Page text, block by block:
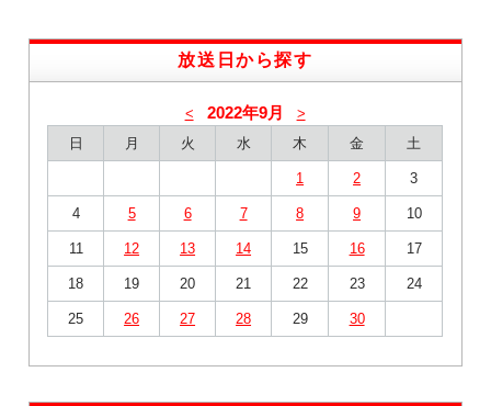
放送日から探す
< 2022年9月
>
日
月 火 水 木 金 土
1 2 3
4 5 6 7 8 9 10
11 12 13 14 15 16 17
18 19 20 21 22 23 24
25 26 27 28 29 30